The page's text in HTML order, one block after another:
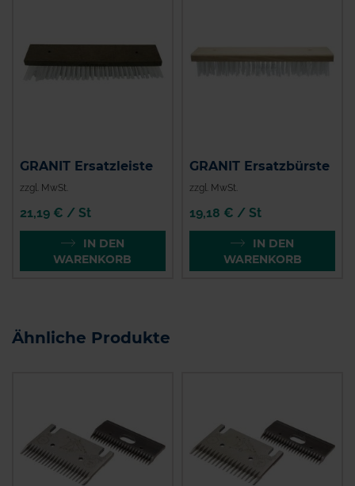
GRANIT Ersatzleiste
zzgl. MwSt.
21,19 € / St
IN DEN
WARENKORB
GRANIT Ersatzbürste
zzgl. MwSt.
19,18 € / St
IN DEN
WARENKORB
Ähnliche Produkte